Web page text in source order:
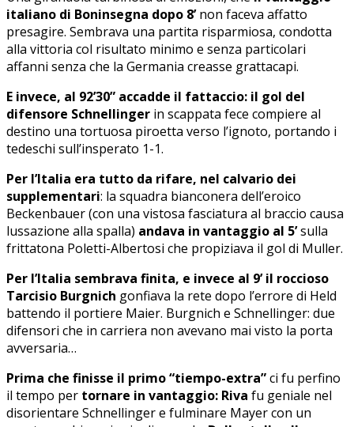
italiano di Boninsegna dopo 8’non faceva affatto
presagire. Sembrava una partita risparmiosa, condotta
alla vittoria col risultato minimo e senza particolari
affanni senza che la Germania creasse grattacapi.
E invece, al 92’30” accadde il fattaccio: il gol del
difensore Schnellinger in scappata fece compiere al
destino una tortuosa piroetta verso l’ignoto, portando i
tedeschi sull’insperato 1-1.
Per l’Italia era tutto da rifare, nel calvario dei
supplementari: la squadra bianconera dell’eroico
Beckenbauer (con una vistosa fasciatura al braccio causa
lussazione alla spalla) andava in vantaggio al 5’sulla
frittatona Poletti-Albertosi che propiziava il gol di Muller.
Per l’Italia sembrava finita, e invece al 9’ il roccioso
Tarcisio Burgnich gonfiava la rete dopo l’errore di Held
battendo il portiere Maier. Burgnich e Schnellinger: due
difensori che in carriera non avevano mai visto la porta
avversaria…
Prima che finisse il primo “tiempo-extra”ci fu perfino
il tempo per tornare in vantaggio: Riva fu geniale nel
disorientare Schnellinger e fulminare Mayer con un